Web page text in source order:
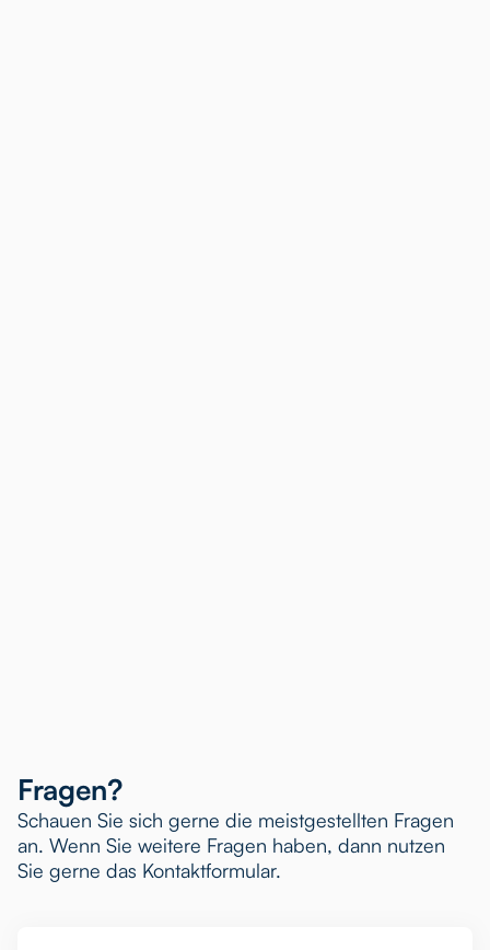
Fragen?
Schauen Sie sich gerne die meistgestellten Fragen
an. Wenn Sie weitere Fragen haben, dann nutzen
Sie gerne das Kontaktformular.